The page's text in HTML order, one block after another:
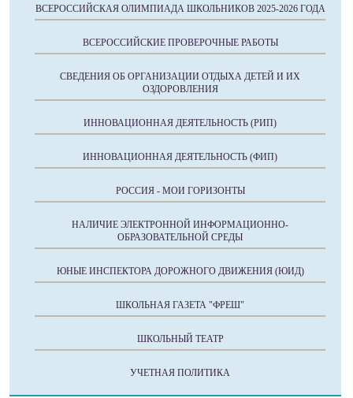
ВСЕРОССИЙСКАЯ ОЛИМПИАДА ШКОЛЬНИКОВ 2025-2026 ГОДА
ВСЕРОССИЙСКИЕ ПРОВЕРОЧНЫЕ РАБОТЫ
СВЕДЕНИЯ ОБ ОРГАНИЗАЦИИ ОТДЫХА ДЕТЕЙ И ИХ
ОЗДОРОВЛЕНИЯ
ИННОВАЦИОННАЯ ДЕЯТЕЛЬНОСТЬ (РИП)
ИННОВАЦИОННАЯ ДЕЯТЕЛЬНОСТЬ (ФИП)
РОССИЯ - МОИ ГОРИЗОНТЫ
НАЛИЧИЕ ЭЛЕКТРОННОЙ ИНФОРМАЦИОННО-
ОБРАЗОВАТЕЛЬНОЙ СРЕДЫ
ЮНЫЕ ИНСПЕКТОРА ДОРОЖНОГО ДВИЖЕНИЯ (ЮИД)
ШКОЛЬНАЯ ГАЗЕТА "ФРЕШ"
ШКОЛЬНЫЙ ТЕАТР
УЧЕТНАЯ ПОЛИТИКА